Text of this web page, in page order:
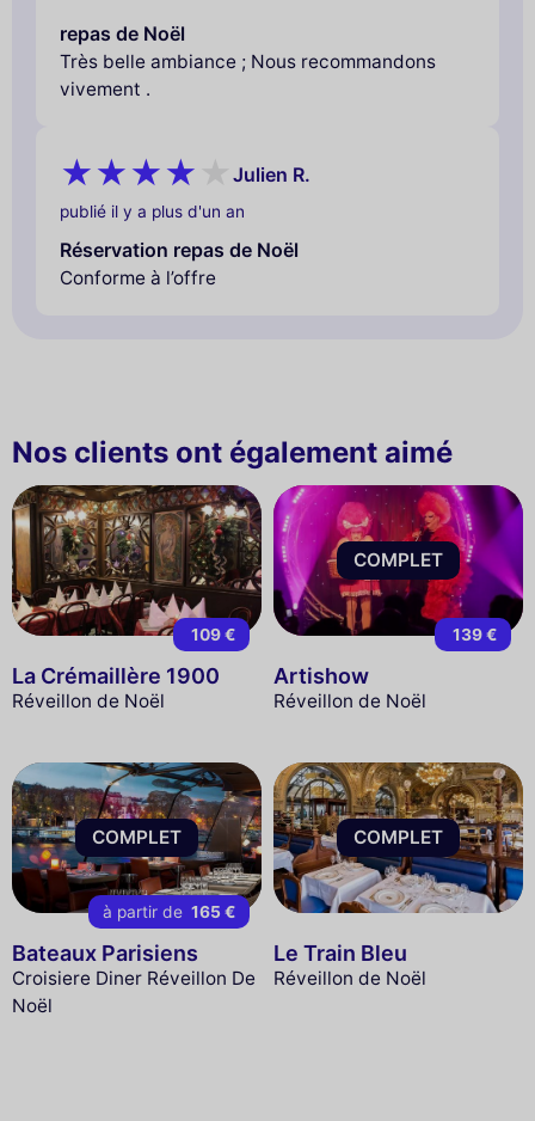
repas de Noël
Très belle ambiance ; Nous recommandons
vivement .
Julien R.
publié il y a plus d'un an
Réservation repas de Noël
Conforme à l’offre
Nos clients ont également aimé
109 €
La Crémaillère 1900
Réveillon de Noël
COMPLET
139 €
Artishow
Réveillon de Noël
COMPLET
à partir de 165 €
Bateaux Parisiens
Croisiere Diner Réveillon De
Noël
COMPLET
Le Train Bleu
Réveillon de Noël